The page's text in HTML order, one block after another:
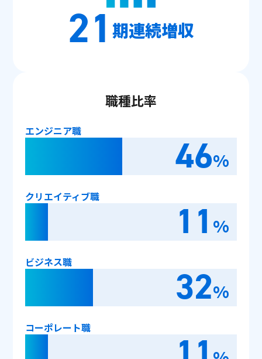
21 期連続増収
職種比率
エンジニア職
46%
クリエイティブ職
11 %
ビジネス職
32%
コーポレート職